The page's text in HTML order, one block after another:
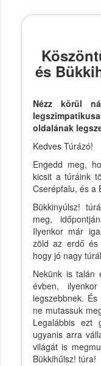
és
Nézz körül
oldalának
Kedves Túrázó!
Engedd meg,
kicsit a túráink
Cserépfalu, és a
Bükkinyúlsz!
meg,
Ilyenkor már
zöld az erdő és
hogy jó nagy
Nekünk is talán
évben,
legszebbnek.
ne mutassuk
Legalábbis ezt
ugyanis arra
világát is
Bükkihűlsz! túra!